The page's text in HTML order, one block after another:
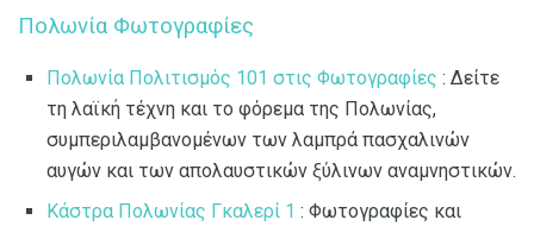
Πολωνία Φωτογραφίες
Πολωνία Πολιτισμός 101 στις Φωτογραφίες : Δείτε
τη λαϊκή τέχνη και το φόρεμα της Πολωνίας,
συμπεριλαμβανομένων των λαμπρά πασχαλινών
αυγών και των απολαυστικών ξύλινων αναμνηστικών.
Κάστρα Πολωνίας Γκαλερί 1 : Φωτογραφίες και